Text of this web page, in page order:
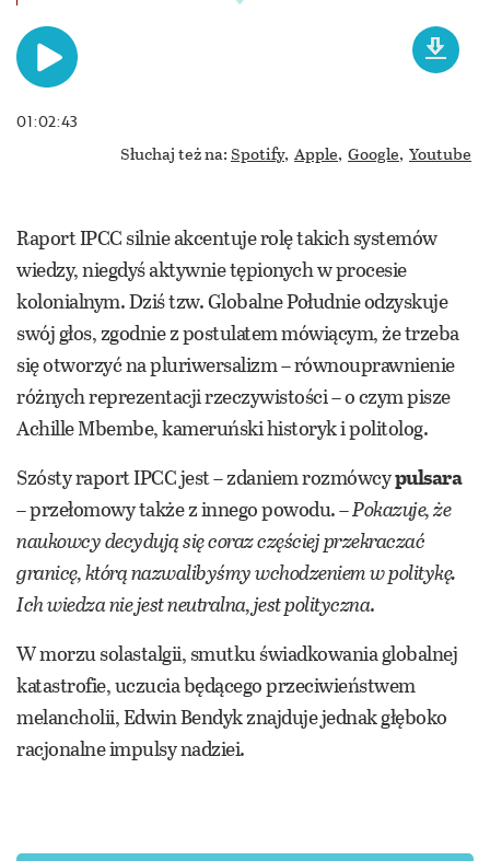
01:02:43
Słuchaj też na: Spotify, Apple, Google, Youtube
Raport IPCC silnie akcentuje rolę takich systemów
wiedzy, niegdyś aktywnie tępionych w procesie
kolonialnym. Dziś tzw. Globalne Południe odzyskuje
swój głos, zgodnie z postulatem mówiącym, że trzeba
się otworzyć na pluriwersalizm – równouprawnienie
różnych reprezentacji rzeczywistości – o czym pisze
Achille Mbembe, kameruński historyk i politolog.
Szósty raport IPCC jest – zdaniem rozmówcypulsara
– przełomowy także z innego powodu. –Pokazuje, że
naukowcy decydują się coraz częściej przekraczać
granicę, którą nazwalibyśmy wchodzeniem w politykę.
Ich wiedza nie jest neutralna, jest polityczna.
W morzu solastalgii, smutku świadkowania globalnej
katastrofie, uczucia będącego przeciwieństwem
melancholii, Edwin Bendyk znajduje jednak głęboko
racjonalne impulsy nadziei.